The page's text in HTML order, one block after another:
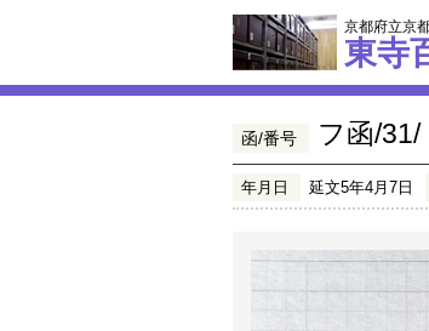
京都府立京
東寺
函/番号 フ函/31/
年月日 延文5年4月7日